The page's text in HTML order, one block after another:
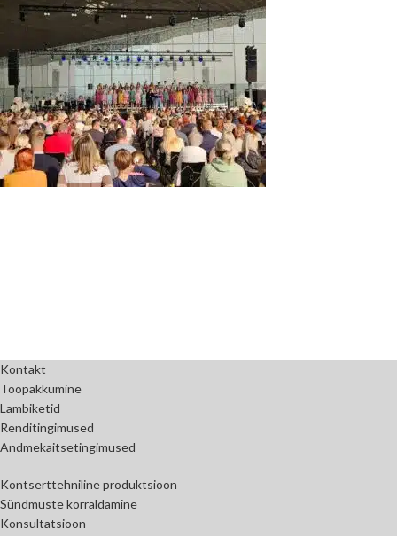
Kontakt
Tööpakkumine
Lambiketid
Renditingimused
Andmekaitsetingimused
Kontserttehniline produktsioon
Sündmuste korraldamine
Konsultatsioon